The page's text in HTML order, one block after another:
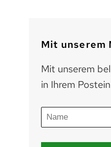
Mit
Mit unserem
in Ihrem